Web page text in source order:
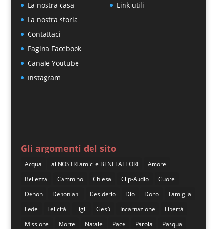
La nostra casa
La nostra storia
Contattaci
Pagina Facebook
Canale Youtube
Instagram
Link utili
Gli argomenti del sito
Acqua ai NOSTRI amici e BENEFATTORI
Amore
Bellezza
Cammino Chiesa Clip-Audio
Cuore
Dehon
Dehoniani Desiderio Dio Dono
Famiglia
Fede
Felicità Figli Gesù Incarnazione
Libertà
Missione
Morte Natale Pace Parola
Pasqua